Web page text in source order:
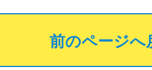
前のページへ